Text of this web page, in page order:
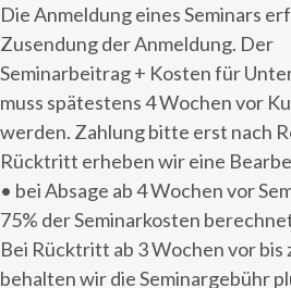
Die Anmeldung eines Seminars
Zusendung der Anmeldung. Der
Seminarbeitrag + Kosten für
muss spätestens 4 Wochen vor
werden. Zahlung bitte erst nach
Rücktritt erheben wir eine
• bei Absage ab 4 Wochen vor
75% der Seminarkosten
Bei Rücktritt ab 3 Wochen vor bis
behalten wir die Seminargebühr